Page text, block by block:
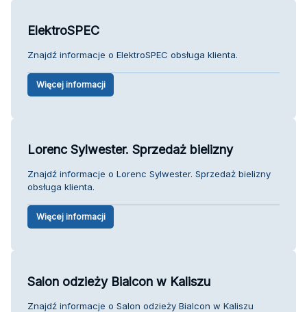
ElektroSPEC
Znajdź informacje o ElektroSPEC obsługa klienta.
Więcej informacji
Lorenc Sylwester. Sprzedaż bielizny
Znajdź informacje o Lorenc Sylwester. Sprzedaż bielizny
obsługa klienta.
Więcej informacji
Salon odzieży Bialcon w Kaliszu
Znajdź informacje o Salon odzieży Bialcon w Kaliszu